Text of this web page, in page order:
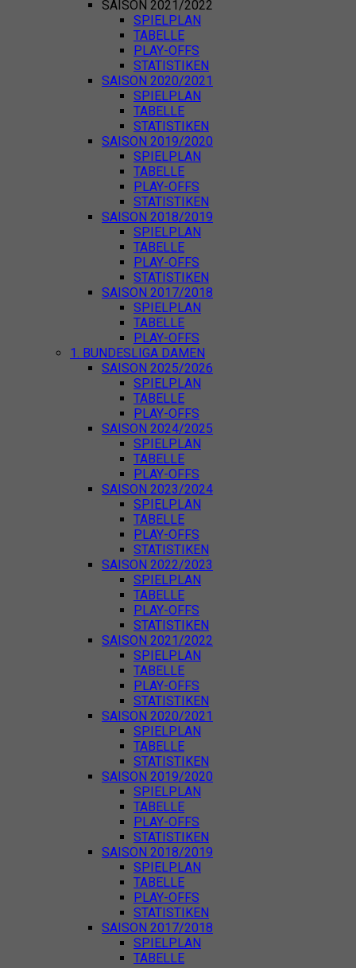
SAISON 2021/2022
SPIELPLAN
TABELLE
PLAY-OFFS
STATISTIKEN
SAISON 2020/2021
SPIELPLAN
TABELLE
STATISTIKEN
SAISON 2019/2020
SPIELPLAN
TABELLE
PLAY-OFFS
STATISTIKEN
SAISON 2018/2019
SPIELPLAN
TABELLE
PLAY-OFFS
STATISTIKEN
SAISON 2017/2018
SPIELPLAN
TABELLE
PLAY-OFFS
1. BUNDESLIGA DAMEN
SAISON 2025/2026
SPIELPLAN
TABELLE
PLAY-OFFS
SAISON 2024/2025
SPIELPLAN
TABELLE
PLAY-OFFS
SAISON 2023/2024
SPIELPLAN
TABELLE
PLAY-OFFS
STATISTIKEN
SAISON 2022/2023
SPIELPLAN
TABELLE
PLAY-OFFS
STATISTIKEN
SAISON 2021/2022
SPIELPLAN
TABELLE
PLAY-OFFS
STATISTIKEN
SAISON 2020/2021
SPIELPLAN
TABELLE
STATISTIKEN
SAISON 2019/2020
SPIELPLAN
TABELLE
PLAY-OFFS
STATISTIKEN
SAISON 2018/2019
SPIELPLAN
TABELLE
PLAY-OFFS
STATISTIKEN
SAISON 2017/2018
SPIELPLAN
TABELLE